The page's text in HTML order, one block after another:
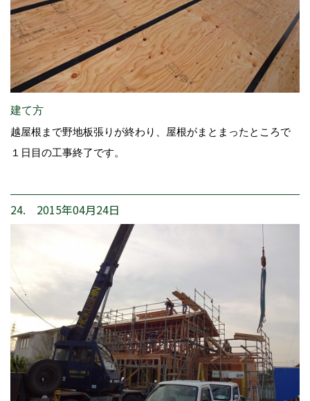
建て方
越屋根まで野地板張りが終わり、屋根がまとまったところで
１日目の工事終了です。
24. 2015年04月24日